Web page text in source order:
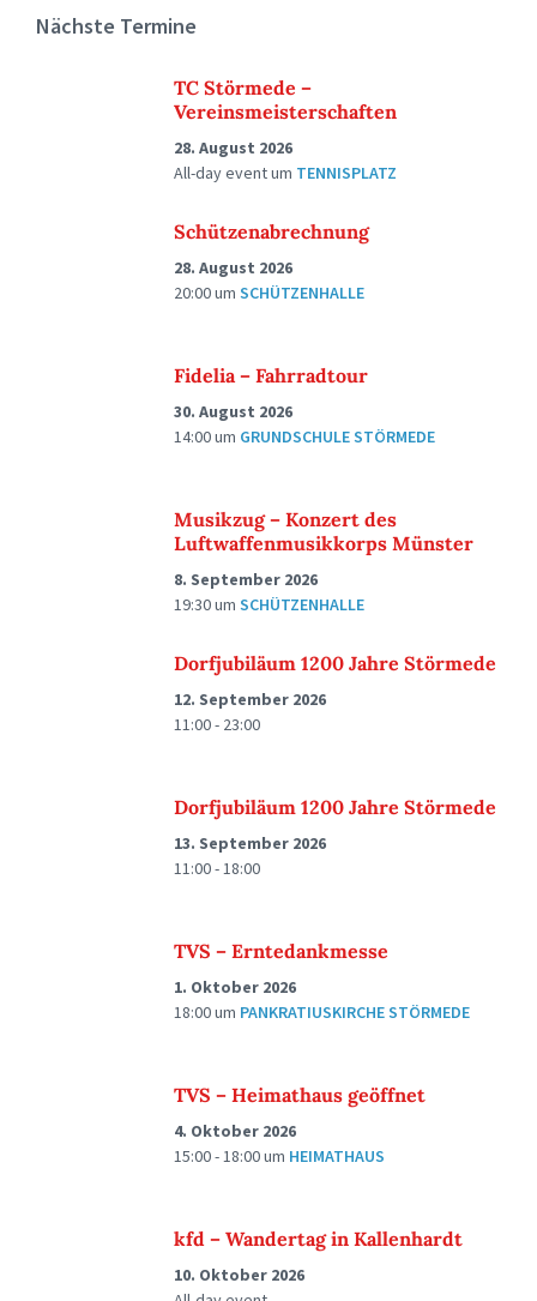
Nächste Termine
TC Störmede –
Vereinsmeisterschaften
28. August 2026
All-day eventum TENNISPLATZ
Schützenabrechnung
28. August 2026
20:00um SCHÜTZENHALLE
Fidelia – Fahrradtour
30. August 2026
14:00um GRUNDSCHULE STÖRMEDE
Musikzug – Konzert des
Luftwaffenmusikkorps Münster
8. September 2026
19:30um SCHÜTZENHALLE
Dorfjubiläum 1200 Jahre Störmede
12. September 2026
11:00 - 23:00
Dorfjubiläum 1200 Jahre Störmede
13. September 2026
11:00 - 18:00
TVS – Erntedankmesse
1. Oktober 2026
18:00um PANKRATIUSKIRCHE STÖRMEDE
TVS – Heimathaus geöffnet
4. Oktober 2026
15:00 - 18:00um HEIMATHAUS
kfd – Wandertag in Kallenhardt
10. Oktober 2026